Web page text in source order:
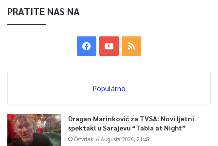
PRATITE NAS NA
Popularno
Dragan Marinković za TVSA: Novi ljetni
spektakl u Sarajevu “Tabia at Night”
Četvrtak, 6 Augusta 2026, 21:49